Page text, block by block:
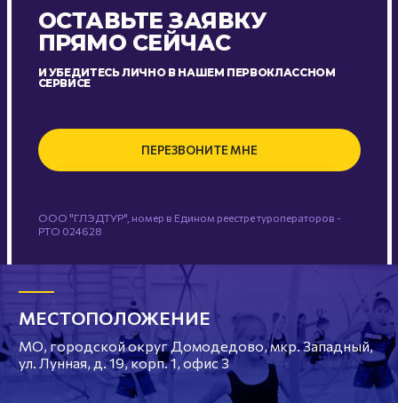
ОСТАВЬТЕ ЗАЯВКУ
ПРЯМО СЕЙЧАС
И УБЕДИТЕСЬ ЛИЧНО В НАШЕМ ПЕРВОКЛАССНОМ
СЕРВИСЕ
ПЕРЕЗВОНИТЕ МНЕ
ООО "ГЛЭДТУР", номер в Едином реестре туроператоров -
РТО 024628
МЕСТОПОЛОЖЕНИЕ
МО, городской округ Домодедово, мкр. Западный,
ул. Лунная, д. 19, корп. 1, офис 3